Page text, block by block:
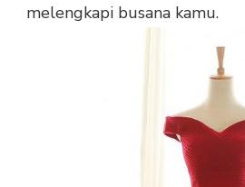
melengkapi busana kamu.